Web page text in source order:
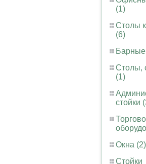
(1)
Столы
(6)
Барные
Столы,
(1)
стойки
Окна (2)
Стойки